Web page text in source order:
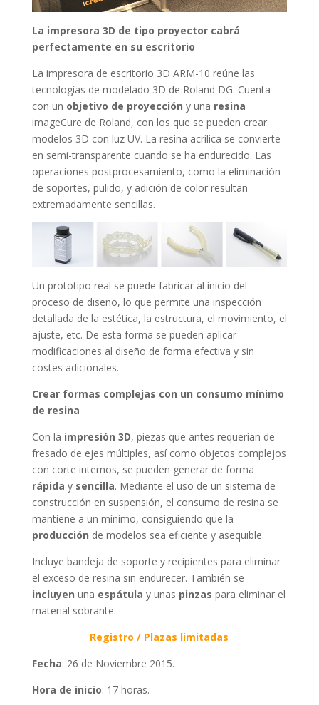
La impresora 3D de tipo proyector cabrá
perfectamente en su escritorio
La impresora de escritorio 3D ARM-10 reúne las
tecnologías de modelado 3D de Roland DG. Cuenta
con un objetivo de proyección y una resina
imageCure de Roland, con los que se pueden crear
modelos 3D con luz UV. La resina acrílica se convierte
en semi-transparente cuando se ha endurecido. Las
operaciones postprocesamiento, como la eliminación
de soportes, pulido, y adición de color resultan
extremadamente sencillas.
Un prototipo real se puede fabricar al inicio del
proceso de diseño, lo que permite una inspección
detallada de la estética, la estructura, el movimiento, el
ajuste, etc. De esta forma se pueden aplicar
modificaciones al diseño de forma efectiva y sin
costes adicionales.
Crear formas complejas con un consumo mínimo
de resina
Con la impresión 3D, piezas que antes requerían de
fresado de ejes múltiples, así como objetos complejos
con corte internos, se pueden generar de forma
rápida y sencilla. Mediante el uso de un sistema de
construcción en suspensión, el consumo de resina se
mantiene a un mínimo, consiguiendo que la
producción de modelos sea eficiente y asequible.
Incluye bandeja de soporte y recipientes para eliminar
el exceso de resina sin endurecer. También se
incluyen una espátula y unas pinzas para eliminar el
material sobrante.
Registro / Plazas limitadas
Fecha: 26 de Noviembre 2015.
Hora de inicio: 17 horas.